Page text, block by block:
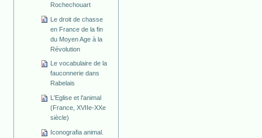
Rochechouart
Le droit de chasse
en France de la fin
du Moyen Age à la
Révolution
Le vocabulaire de la
fauconnerie dans
Rabelais
L'Eglise et l'animal
(France, XVIIe-XXe
siècle)
Iconografia animal.